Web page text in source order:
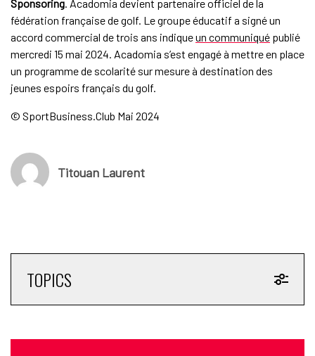
Sponsoring. Acadomia devient partenaire officiel de la
fédération française de golf. Le groupe éducatif a signé un
accord commercial de trois ans indiqueun communiquépublié
mercredi 15 mai 2024. Acadomia s’est engagé à mettre en place
un programme de scolarité sur mesure à destination des
jeunes espoirs français du golf.
© SportBusiness.Club Mai 2024
Titouan Laurent
TOPICS